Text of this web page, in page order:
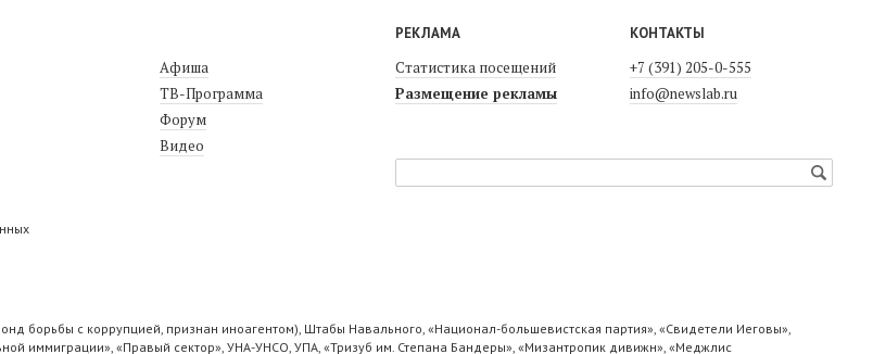
Афиша
ТВ-Программа
Форум
Видео
РЕКЛАМА
Статистика посещений
Размещение рекламы
КОНТАКТЫ
+7 (391) 205-0-555
info@newslab.ru
борьбы с коррупцией, признан иноагентом), Штабы Навального, «Национал-большевистская партия», «Свидетели Иеговы»,
иммиграции», «Правый сектор», УНА-УНСО, УПА, «Тризуб им. Степана Бандеры», «Мизантропик дивижн», «Меджлис